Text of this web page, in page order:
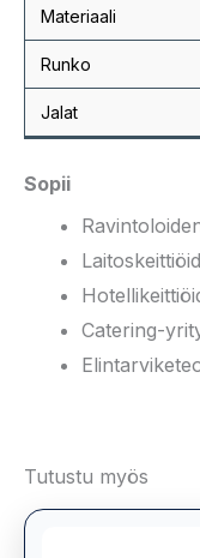
Materiaali
Runko
Jalat
Sopii
Catering-
Tutustu myös